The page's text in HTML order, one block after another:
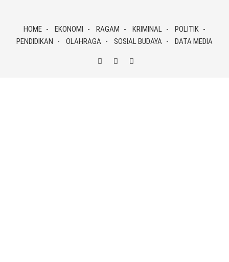
contentHOME EKONOMI RAGAM KRIMINAL
POLITIK
PENDIDIKAN
OLAHRAGA SOSIAL BUDAYA DATA MEDIA